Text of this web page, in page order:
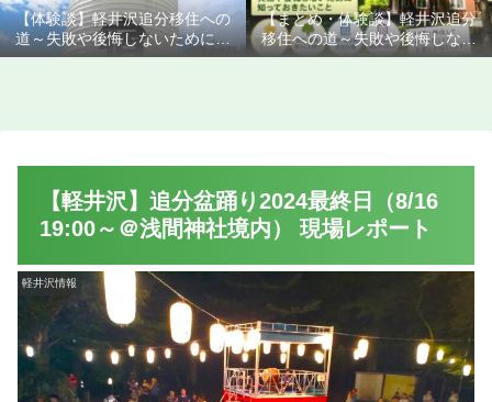
【体験談】軽井沢追分移住への
道～失敗や後悔しないために知
っておきたいこと
【まとめ・体験談】軽井沢追分
移住への道～失敗や後悔しない
ために知っておきたいこと
【軽井沢】追分盆踊り2024最終日（8/16
19:00～＠浅間神社境内） 現場レポート
軽井沢情報